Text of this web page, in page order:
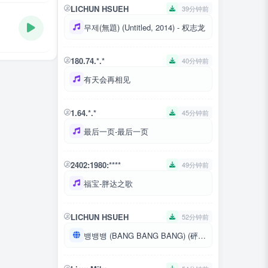
LICHUN HSUEH 39分钟前
무제(無題) (Untitled, 2014) - 权志龙
180.74.*.* 40分钟前
有天会再相见
1.64.*.* 45分钟前
最后一页-最后一页
2402:1980:**** 49分钟前
福宝-胖达之歌
LICHUN HSUEH 52分钟前
뱅뱅뱅 (BANG BANG BANG) (砰砰砰)